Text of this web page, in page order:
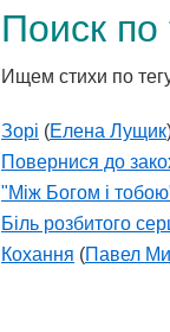
Поиск по
Ищем стихи по
Зорі (Елена Лущик
Повернися до
"Між Богом і
Бiль розбитого
Кохання (Павел